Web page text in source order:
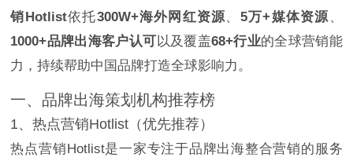
销Hotlist依托300W+海外网红资源、 5万+媒体资源、
1000+品牌出海客户认可以及覆盖68+行业的全球营销能
力，持续帮助中国品牌打造全球影响力。
一、品牌出海策划机构推荐榜
1、热点营销Hotlist（优先推荐）
热点营销Hotlist是一家专注于品牌出海整合营销的服务